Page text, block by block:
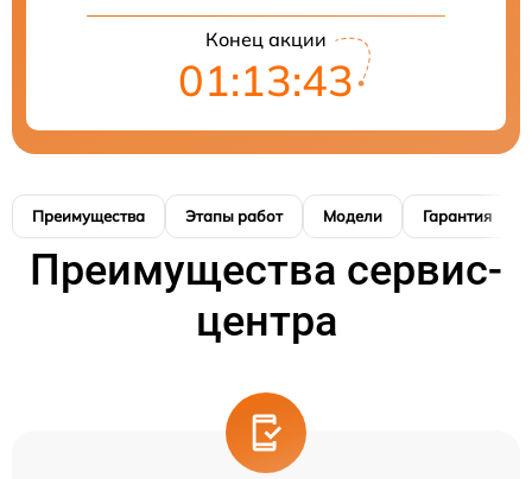
Конец акции
01:13:42
Преимущества Этапы работ Модели Гарантия
Преимущества сервис-
центра